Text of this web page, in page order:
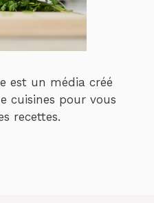
est un média créé
cuisines pour vous
recettes.